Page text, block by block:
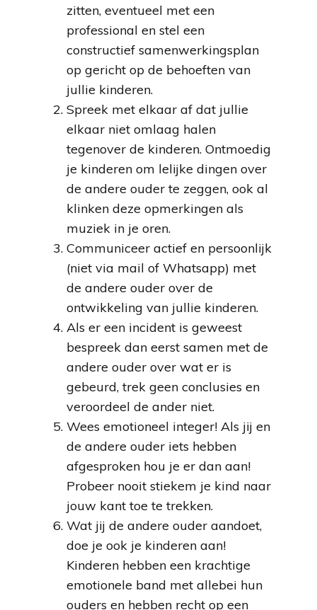
zitten, eventueel met een
professional en stel een
constructief samenwerkingsplan
op gericht op de behoeften van
jullie kinderen.
Spreek met elkaar af dat jullie
elkaar niet omlaag halen
tegenover de kinderen. Ontmoedig
je kinderen om lelijke dingen over
de andere ouder te zeggen, ook al
klinken deze opmerkingen als
muziek in je oren.
Communiceer actief en persoonlijk
(niet via mail of Whatsapp) met
de andere ouder over de
ontwikkeling van jullie kinderen.
Als er een incident is geweest
bespreek dan eerst samen met de
andere ouder over wat er is
gebeurd, trek geen conclusies en
veroordeel de ander niet.
Wees emotioneel integer! Als jij en
de andere ouder iets hebben
afgesproken hou je er dan aan!
Probeer nooit stiekem je kind naar
jouw kant toe te trekken.
Wat jij de andere ouder aandoet,
doe je ook je kinderen aan!
Kinderen hebben een krachtige
emotionele band met allebei hun
ouders en hebben recht op een